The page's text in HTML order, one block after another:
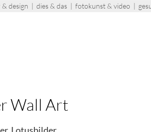
design | dies & das| fotokunst & video |
Wall Art